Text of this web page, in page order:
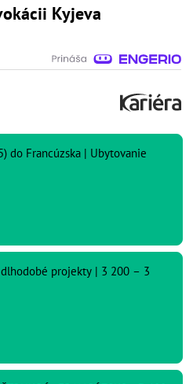
Kyjeva
do Francúzska | Ubytovanie
projekty | 3 200 – 3